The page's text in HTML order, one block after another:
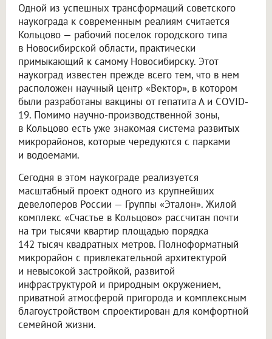
Одной из успешных трансформаций советского
наукограда к современным реалиям считается
Кольцово — рабочий поселок городского типа
в Новосибирской области, практически
примыкающий к самому Новосибирску. Этот
наукоград известен прежде всего тем, что в нем
расположен научный центр «Вектор», в котором
были разработаны вакцины от гепатита А и COVID-
19. Помимо научно-производственной зоны,
в Кольцово есть уже знакомая система развитых
микрорайонов, которые чередуются с парками
и водоемами.
Сегодня в этом наукограде реализуется
масштабный проект одного из крупнейших
девелоперов России — Группы «Эталон». Жилой
комплекс «Счастье в Кольцово» рассчитан почти
на три тысячи квартир площадью порядка
142 тысяч квадратных метров. Полноформатный
микрорайон с привлекательной архитектурой
и невысокой застройкой, развитой
инфраструктурой и природным окружением,
приватной атмосферой пригорода и комплексным
благоустройством спроектирован для комфортной
семейной жизни.